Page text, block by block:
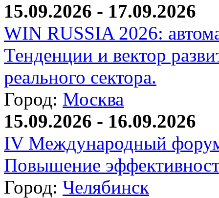
15.09.2026 - 17.09.2026
WIN RUSSIA 2026:
Тенденции и вектор
реального сектора.
Город: Москва
15.09.2026 - 16.09.2026
IV Международный
Повышение
Город: Челябинск